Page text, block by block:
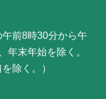
午前8時30分から午
年末年始を除く。
除く。）